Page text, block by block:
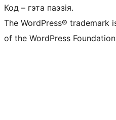
Код – гэта паэзія.
The WordPress® trademark
of the WordPress